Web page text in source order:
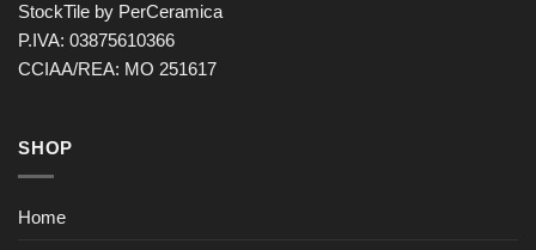
StockTile by PerCeramica
P.IVA: 03875610366
CCIAA/REA: MO 251617
SHOP
Home